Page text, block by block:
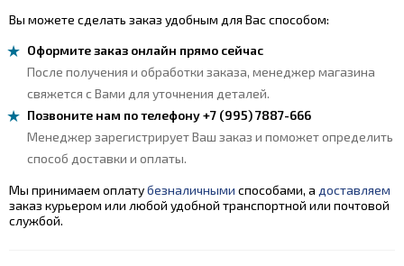
Вы можете сделать заказ удобным для Вас способом:
Оформите заказ онлайн прямо сейчас
После получения и обработки заказа, менеджер магазина
свяжется с Вами для уточнения деталей.
Позвоните нам по телефону +7 (995) 7887-666
Менеджер зарегистрирует Ваш заказ и поможет определить
способ доставки и оплаты.
Мы принимаем оплатубезналичными способами, а доставляем
заказ курьером или любой удобной транспортной или почтовой
службой.